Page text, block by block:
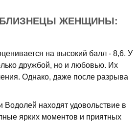
ЖЕНЩИНЫ:
на высокий балл - 8,6. У
дружбой, но и любовью. Их
Однако, даже после разрыва
находят удовольствие в
ярких моментов и приятных